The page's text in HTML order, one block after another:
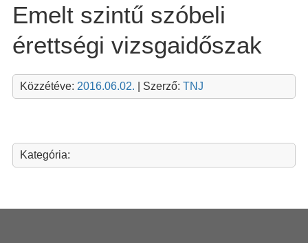
Emelt szintű szóbeli
érettségi vizsgaidőszak
Közzétéve: 2016.06.02. | Szerző: TNJ
Kategória: